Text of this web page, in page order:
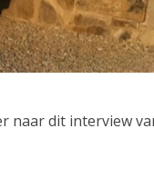
naar dit interview